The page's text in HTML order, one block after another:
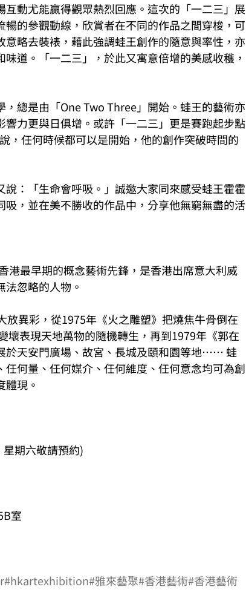
動尤能贏得觀眾熱烈回應。這次的「一二三」展
的參觀動線，欣賞者在不同的作品之間穿梭，可
略去裝裱，藉此強調蛙王創作的隨意與率性，亦
道。「一二三」，於此又寓意倍增的美感收穫，
，總是由「One Two Three」開始。蛙王的藝術亦
力更與日俱增。或許「一二三」更是賽跑起步點
，任何時候都可以是開始，他的創作突破時間的
：「生命會呼吸。」誠邀大家同來感受蛙王霍霍
，並在美不勝收的作品中，分享他無窮無盡的活
港最早期的概念藝術先鋒，是香港出席意大利威
忽略的人物。
異彩，從1975年《火之雕塑》把燒焦牛骨倒在
壞表現天地萬物的隨機轉生，再到1979年《郭在
於天安門廣場、故宮、長城及頤和園等地…… 蛙
何量、任何媒介、任何維度、任何意念均可為創
現。
期六敬請預約)
室
#hkartexhibition#雅來藝聚#香港藝術#香港藝術